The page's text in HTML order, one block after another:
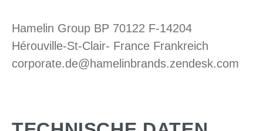
Hamelin Group BP 70122 F-14204
Hérouville-St-Clair- France Frankreich
corporate.de@hamelinbrands.zendesk.com